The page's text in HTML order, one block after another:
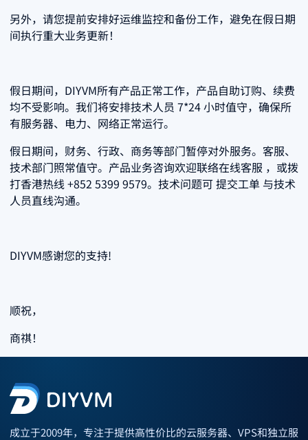
另外，请您提前安排好运维监控和备份工作，避免在假日期
间执行重大业务更新！
假日期间，DIYVM所有产品正常工作，产品自助订购、续费
均不受影响。我们将安排技术人员 7*24 小时值守，确保所
有服务器、电力、网络正常运行。
假日期间，财务、行政、商务等部门暂停对外服务。客服、
技术部门照常值守。产品业务咨询欢迎联络在线客服 ，或拨
打香港热线 +852 5399 9579。技术问题可 提交工单 与技术
人员直线沟通。
DIYVM感谢您的支持!
顺祝，
商祺！
成立于2009年，专注于提供高性价比的云服务器、VPS和独立服